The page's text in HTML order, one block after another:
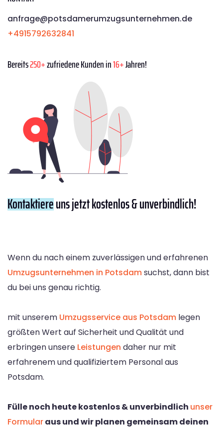
anfrage@potsdamerumzugsunternehmen.de
+4915792632841
Bereits250+zufriedene Kunden in16+Jahren!
Kontaktiereuns jetzt kostenlos & unverbindlich!
Wenn du nach einem zuverlässigen und erfahrenen
Umzugsunternehmen in Potsdamsuchst, dann bist
du bei uns genau richtig.
mit unserem Umzugsservice aus Potsdam legen
größten Wert auf Sicherheit und Qualität und
erbringen unsere Leistungen daher nur mit
erfahrenem und qualifiziertem Personal aus
Potsdam.
Fülle noch heute kostenlos & unverbindlich unser
Formularaus und wir planen gemeinsam deinen